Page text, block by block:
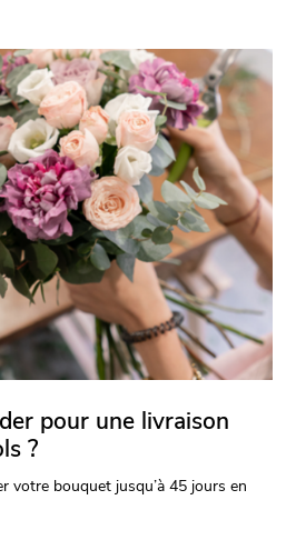
pour une livraison
?
votre bouquet jusqu’à 45 jours en